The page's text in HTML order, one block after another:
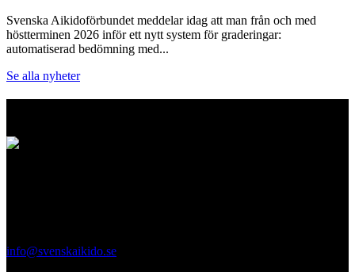
Svenska Aikidoförbundet meddelar idag att man från och med
höstterminen 2026 inför ett nytt system för graderingar:
automatiserad bedömning med...
Se alla nyheter
info@svenskaikido.se